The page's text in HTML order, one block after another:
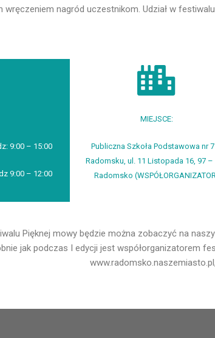
wręczeniem nagród uczestnikom. Udział w
9:00 – 15:00
9:00 – 12:00
MIEJSCE:
Publiczna Szkoła Podstawowa nr
Radomsku, ul. 11 Listopada 16, 97 –
Radomsko
Pięknej mowy będzie można zobaczyć na
jak podczas I edycji jest współorganizatorem